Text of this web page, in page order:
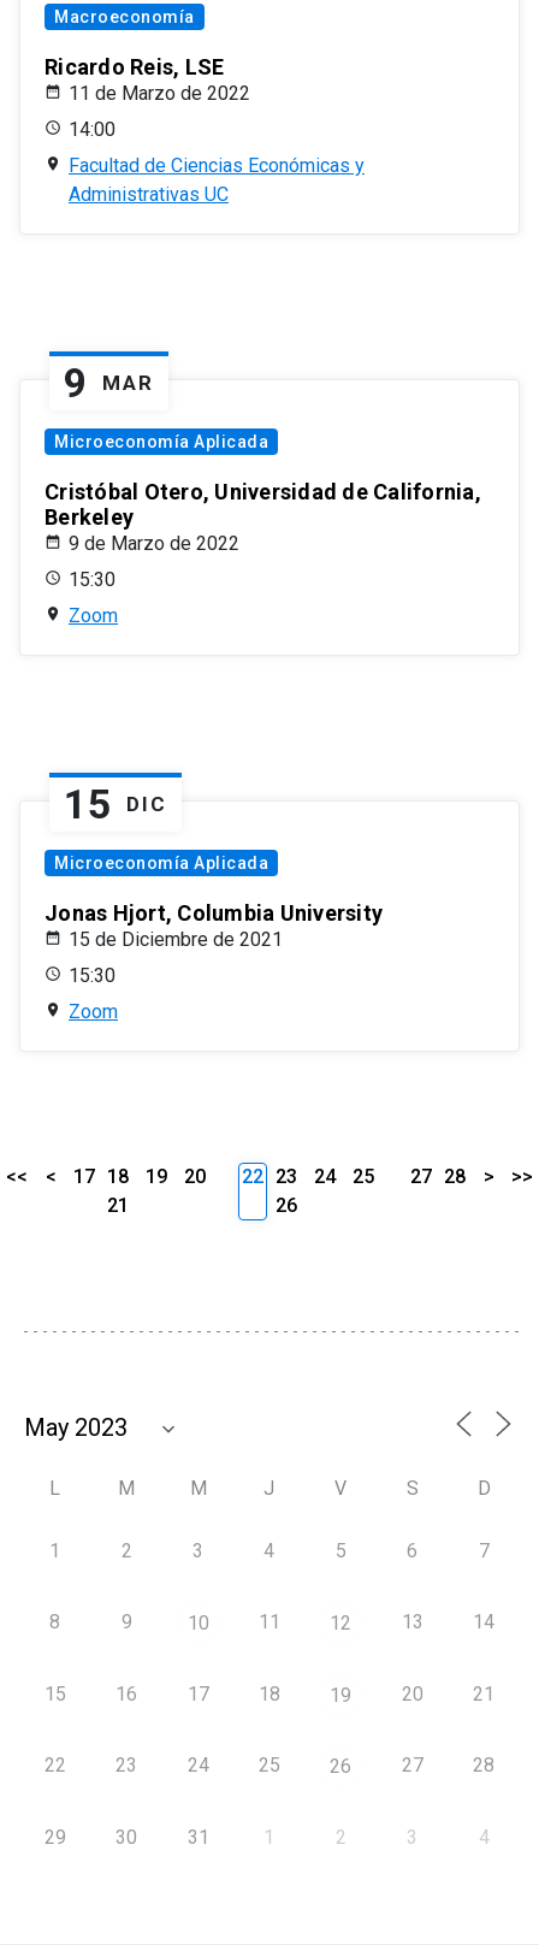
Macroeconomía
Ricardo Reis, LSE
11 de Marzo de 2022
14:00
Facultad de Ciencias Económicas y
Administrativas UC
9 MAR
Microeconomía Aplicada
Cristóbal Otero, Universidad de California,
Berkeley
9 de Marzo de 2022
15:30
Zoom
15 DIC
Microeconomía Aplicada
Jonas Hjort, Columbia University
15 de Diciembre de 2021
15:30
Zoom
<< < 17 18 19
20
21
22 23 24
25
26
27 28 > >>
L M M J V S D
1 2 3 4 5 6 7
8 9 10 11 12 13 14
15 16 17 18 19 20 21
22 23 24 25 26 27 28
29 30 31 1 2 3 4